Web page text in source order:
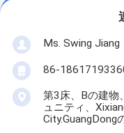
Ms. Swing Jiang
86-
第3床、Bの建物
ュニティ、
City.GuangDong